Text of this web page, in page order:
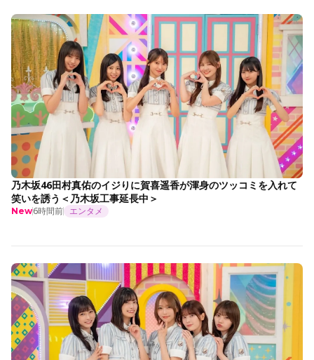
乃木坂46田村真佑のイジりに賀喜遥香が渾身のツッコミを入れて
笑いを誘う＜乃木坂工事延長中＞
New6時間前 エンタメ